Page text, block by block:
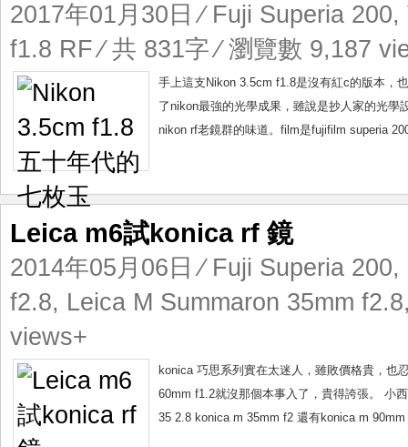
2017年01月30日 ⁄ Fuji Superia 200,
f1.8 RF⁄ 共 831字 ⁄ 瀏覽數 9,187
手上這支Nikon 3.5cm f1.8是沒有紅c的版本，
了nikon最強的光學成果，雖說是抄人家的光
nikon rf老鏡群的味道。film是fujifilm superia
Leica m6試konica rf 鏡
2014年05月06日 ⁄ Fuji Superia 200,
f2.8, Leica M Summaron 35mm f2.8
views+
konica 巧思系列實在太迷人，雖敗價格貴，也
60mm f1.2就沒那個本事入了，貴得誇張。 小
35 2.8 konica m 35mm f2 還有konica m